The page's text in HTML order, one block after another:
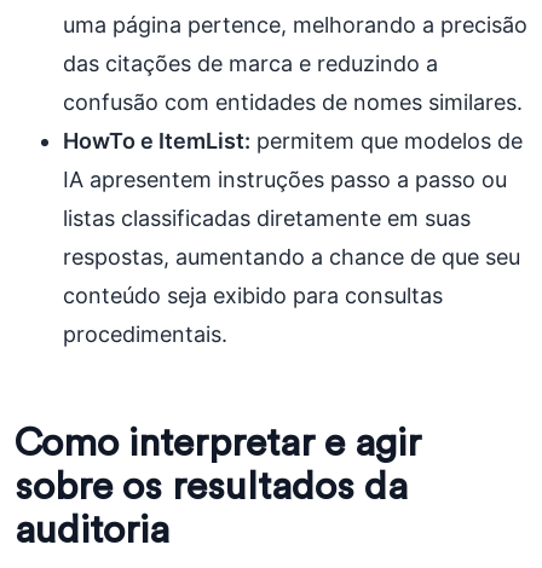
uma página pertence, melhorando a precisão
das citações de marca e reduzindo a
confusão com entidades de nomes similares.
HowTo e ItemList: permitem que modelos de
IA apresentem instruções passo a passo ou
listas classificadas diretamente em suas
respostas, aumentando a chance de que seu
conteúdo seja exibido para consultas
procedimentais.
Como interpretar e agir
sobre os resultados da
auditoria